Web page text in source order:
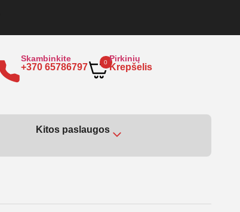
Skambinkite
+370 65786797 0 Pirkinių
Krepšelis
Kitos paslaugos